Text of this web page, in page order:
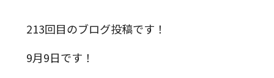
213回目のブログ投稿です！
9月9日です！